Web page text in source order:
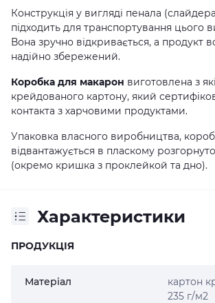
Конструкція у вигляді пенала
підходить для транспортування цього
Вона зручно відкривається, а продукт
надійно збережений.
Коробка для макарон виготовлена з
крейдованого картону, який
контакта з харчовими продуктами.
Упаковка власного виробництва,
відвантажується в пласкому
(окремо кришка з проклейкой та дно).
Характеристики
ПРОДУКЦІЯ
Матеріал
картон
235 г/м2